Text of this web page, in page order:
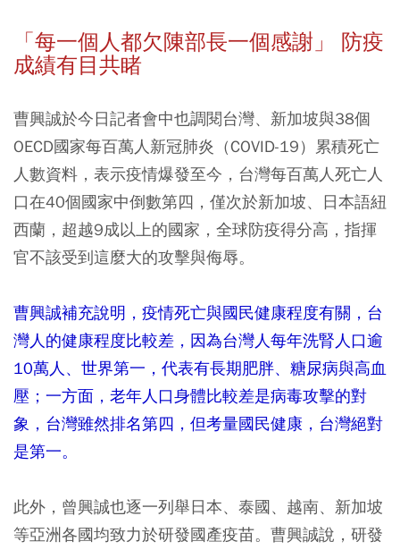
「每一個人都欠陳部長一個感謝」 防疫
成績有目共睹
曹興誠於今日記者會中也調閱台灣、新加坡與38個
OECD國家每百萬人新冠肺炎（COVID-19）累積死亡
人數資料，表示疫情爆發至今，台灣每百萬人死亡人
口在40個國家中倒數第四，僅次於新加坡、日本語紐
西蘭，超越9成以上的國家，全球防疫得分高，指揮
官不該受到這麼大的攻擊與侮辱。
曹興誠補充說明，疫情死亡與國民健康程度有關，台
灣人的健康程度比較差，因為台灣人每年洗腎人口逾
10萬人、世界第一，代表有長期肥胖、糖尿病與高血
壓；一方面，老年人口身體比較差是病毒攻擊的對
象，台灣雖然排名第四，但考量國民健康，台灣絕對
是第一。
此外，曾興誠也逐一列舉日本、泰國、越南、新加坡
等亞洲各國均致力於研發國產疫苗。曹興誠說，研發